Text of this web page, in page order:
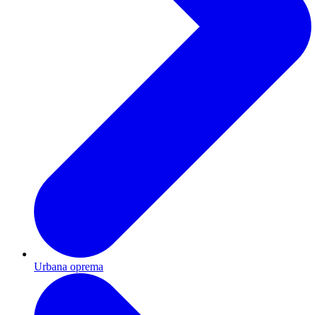
Urbana oprema